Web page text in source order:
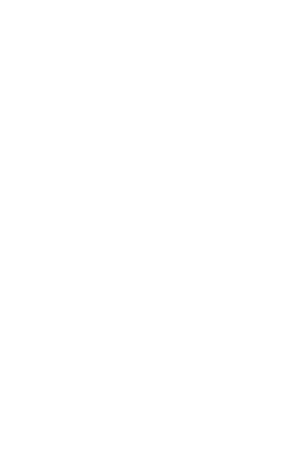
Krankheiten kann sie die
oder bestimmte
oder
durch die Behörde rechtzeitig,
vor dem geplanten Start
(zum Beispiel
Bescheinigung über die